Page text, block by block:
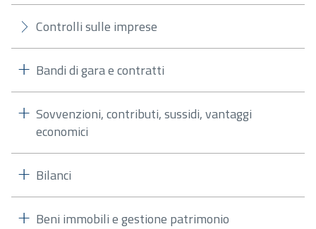
Controlli sulle imprese
Bandi di gara e contratti
Sovvenzioni, contributi, sussidi, vantaggi
economici
Bilanci
Beni immobili e gestione patrimonio